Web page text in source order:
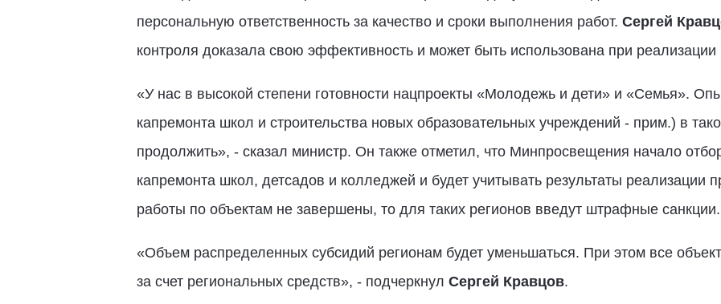
персональную ответственность за качество и сроки выполнения работ. Сергей
контроля доказала свою эффективность и может быть использована при
«У нас в высокой степени готовности нацпроекты «Молодежь и дети» и «Семья».
капремонта школ и строительства новых образовательных учреждений - прим.) в
продолжить», - сказал министр. Он также отметил, что Минпросвещения начало
капремонта школ, детсадов и колледжей и будет учитывать результаты реализации
работы по объектам не завершены, то для таких регионов введут штрафные санкции.
«Объем распределенных субсидий регионам будет уменьшаться. При этом все
за счет региональных средств», - подчеркнул Сергей Кравцов.